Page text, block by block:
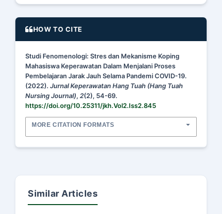
HOW TO CITE
Studi Fenomenologi: Stres dan Mekanisme Koping
Mahasiswa Keperawatan Dalam Menjalani Proses
Pembelajaran Jarak Jauh Selama Pandemi COVID-19.
(2022). Jurnal Keperawatan Hang Tuah (Hang Tuah
Nursing Journal), 2(2), 54-69.
https://doi.org/10.25311/jkh.Vol2.Iss2.845
MORE CITATION FORMATS
Similar Articles